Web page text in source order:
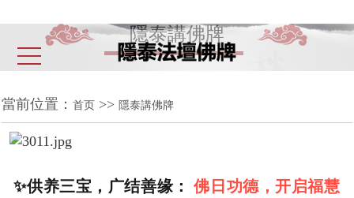
隱泰講佛牌
當前位置：首页 >>隱泰講佛牌
✨供养三宝，广结善缘： 佛日功德，开启福慧